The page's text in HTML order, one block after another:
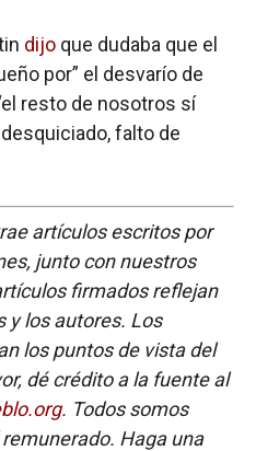
dijo que dudaba que el
por” el desvarío de
resto de nosotros sí
falto de
artículos escritos por
junto con nuestros
firmados reflejan
y los autores. Los
los puntos de vista del
dé crédito a la fuente al
. Todos somos
Haga una